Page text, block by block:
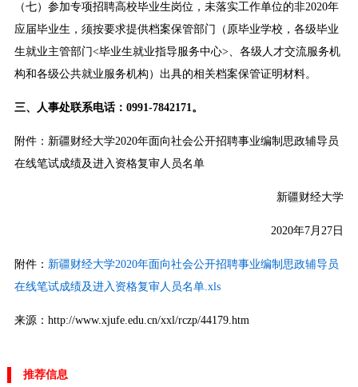
（七）参加专项招聘高校毕业生岗位，未落实工作单位的非2020年
应届毕业生，须按要求提供档案保管部门（原毕业学校，各级毕业
生就业主管部门<毕业生就业指导服务中心>、各级人才交流服务机
构和各级公共就业服务机构）出具的相关档案保管证明材料。
三、人事处联系电话：0991-7842171。
附件：新疆财经大学2020年面向社会公开招聘事业编制思政辅导员
在线笔试成绩及进入资格复审人员名单
新疆财经大学
2020年7月27日
附件： 新疆财经大学2020年面向社会公开招聘事业编制思政辅导员
在线笔试成绩及进入资格复审人员名单.xls
来源：http://www.xjufe.edu.cn/xxl/rczp/44179.htm
推荐信息